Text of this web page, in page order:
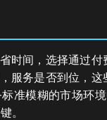
时间，选择通过
服务是否到位，
准模糊的市场环
。